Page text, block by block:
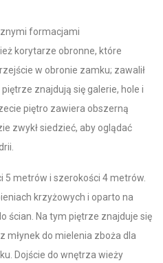
formacjami
korytarze obronne, które
w obronie zamku; zawalił
znajdują się galerie, hole i
piętro zawiera obszerną
zwykł siedzieć, aby oglądać
5 metrów i szerokości 4 metrów.
krzyżowych i oparto na
ścian. Na tym piętrze znajduje się
młynek do mielenia zboża dla
Dojście do wnętrza wieży